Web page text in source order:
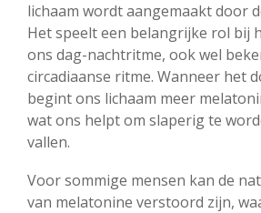
lichaam wordt aangemaakt door
Het speelt een belangrijke rol bij
ons dag-nachtritme, ook wel
circadiaanse ritme. Wanneer het
begint ons lichaam meer
wat ons helpt om slaperig te
vallen.
Voor sommige mensen kan de
van melatonine verstoord zijn,